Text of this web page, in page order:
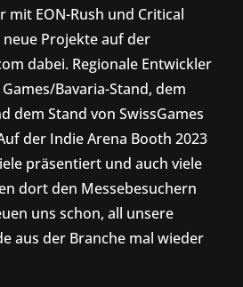
mit EON-Rush und Critical
neue Projekte auf der
dabei. Regionale Entwickler
Bavaria-Stand, dem
dem Stand von SwissGames
der Indie Arena Booth 2023
präsentiert und auch viele
dort den Messebesuchern
uns schon, all unsere
aus der Branche mal wieder